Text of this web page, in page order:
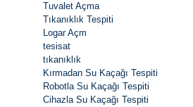
Tuvalet Açma
Tıkanıklık Tespiti
Logar Açm
tesisat
tıkanıklık
Kırmadan Su Kaçağı Tespiti
Robotla Su Kaçağı Tespiti
Cihazla Su Kaçağı Tespiti